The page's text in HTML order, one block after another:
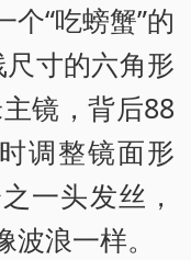
“吃螃蟹”的
寸的六角形
镜，背后88
调整镜面形
一头发丝，
浪一样。